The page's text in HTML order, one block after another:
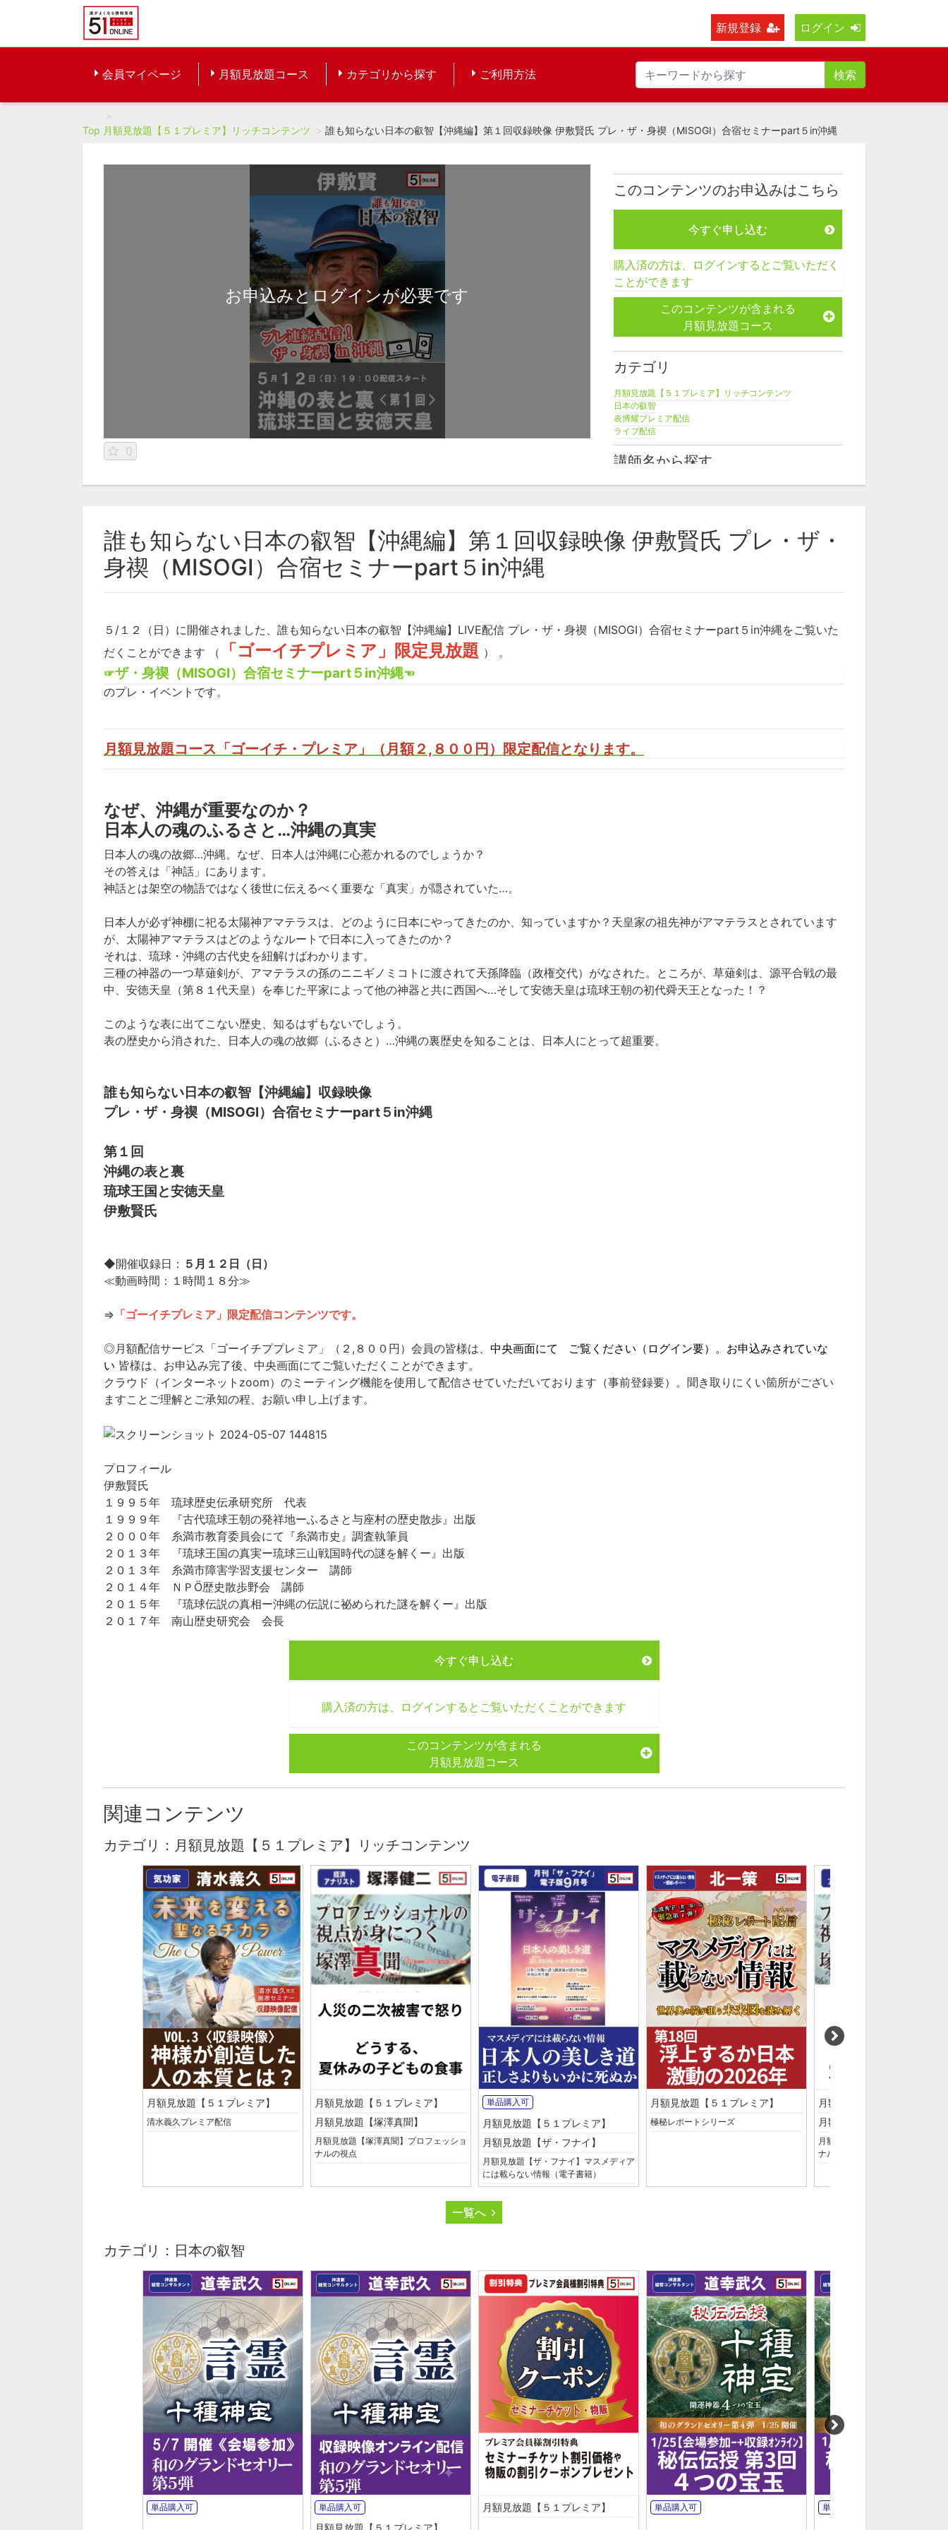
新規登録 ログイン
会員マイページ 月額見放題コース カテゴリから探す ご利用方法 検索
Top 月額見放題【５１プレミア】リッチコンテンツ 誰も知らない日本の叡智【沖縄編】第１回収録映像 伊敷賢氏 プレ・ザ・身禊（MISOGI）合宿セミナーpart５in沖縄
お申込みとログインが必要です
0
このコンテンツのお申込みはこちら
今すぐ申し込む
購入済の方は、ログインするとご覧いただく
ことができます
このコンテンツが含まれる
月額見放題コース
カテゴリ
月額見放題【５１プレミア】リッチコンテンツ
日本の叡智
表博耀プレミア配信
ライブ配信
講師名から探す
誰も知らない日本の叡智【沖縄編】第１回収録映像 伊敷賢氏 プレ・ザ・
身禊（MISOGI）合宿セミナーpart５in沖縄
５/１２（日）に開催されました、誰も知らない日本の叡智【沖縄編】LIVE配信 プレ・ザ・身禊（MISOGI）合宿セミナーpart５in沖縄をご覧いた
だくことができます
（ 「ゴーイチプレミア」限定見放題 ）
。
☞ザ・身禊（MISOGI）合宿セミナーpart５in沖縄☜
のプレ・イベントです。
月額見放題コース「ゴーイチ・プレミア」（月額２,８００円）限定配信となります。
なぜ、沖縄が重要なのか？
日本人の魂のふるさと…沖縄の真実
日本人の魂の故郷…沖縄。なぜ、日本人は沖縄に心惹かれるのでしょうか？
その答えは「神話」にあります。
神話とは架空の物語ではなく後世に伝えるべく重要な「真実」が隠されていた…。
日本人が必ず神棚に祀る太陽神アマテラスは、どのように日本にやってきたのか、知っていますか？天皇家の祖先神がアマテラスとされています
が、太陽神アマテラスはどのようなルートで日本に入ってきたのか？
それは、琉球・沖縄の古代史を紐解けばわかります。
三種の神器の一つ草薙剣が、アマテラスの孫のニニギノミコトに渡されて天孫降臨（政権交代）がなされた。ところが、草薙剣は、源平合戦の最
中、安徳天皇（第８１代天皇）を奉じた平家によって他の神器と共に西国へ…そして安徳天皇は琉球王朝の初代舜天王となった！？
このような表に出てこない歴史、知るはずもないでしょう。
表の歴史から消された、日本人の魂の故郷（ふるさと）…沖縄の裏歴史を知ることは、日本人にとって超重要。
誰も知らない日本の叡智【沖縄編】収録映像
プレ・ザ・身禊（MISOGI）合宿セミナーpart５in沖縄
第１回
沖縄の表と裏
琉球王国と安徳天皇
伊敷賢氏
◆開催収録日： ５月１２日（日）
≪動画時間：１時間１８分≫
⇒ 「ゴーイチプレミア」限定配信コンテンツです。
◎月額配信サービス「ゴーイチププレミア」（２,８００円）会員の皆様は、 中央画面にて
ご覧ください（ログイン要）。お申込みされていな
い 皆様は、お申込み完了後、中央画面にてご覧いただくことができます。
クラウド（インターネットzoom）のミーティング機能を使用して配信させていただいております（事前登録要）。聞き取りにくい箇所がござい
ますことご理解とご承知の程、お願い申し上げます。
プロフィール
伊敷賢氏
１９９５年 琉球歴史伝承研究所 代表
１９９９年 『古代琉球王朝の発祥地ーふるさと与座村の歴史散歩』出版
２０００年 糸満市教育委員会にて『糸満市史』調査執筆員
２０１３年 『琉球王国の真実ー琉球三山戦国時代の謎を解くー』出版
２０１３年 糸満市障害学習支援センター 講師
２０１４年 ＮＰÖ歴史散歩野会 講師
２０１５年 『琉球伝説の真相ー沖縄の伝説に祕められた謎を解くー』出版
２０１７年 南山歴史研究会 会長
今すぐ申し込む
購入済の方は、ログインするとご覧いただくことができます
このコンテンツが含まれる
月額見放題コース
関連コンテンツ
カテゴリ：月額見放題【５１プレミア】リッチコンテンツ
月額見放題【５１プレミア】
清水義久プレミア配信
月額見放題【５１プレミア】
月額見放題【塚澤真聞】
月額見放題【塚澤真聞】プロフェッショ
ナルの視点
単品購入可
月額見放題【５１プレミア】
月額見放題【ザ・フナイ】
月額見放題【ザ・フナイ】マスメディア
には載らない情報（電子書籍）
月額見放題【５１プレミア】
極秘レポートシリーズ
月額見放題【５１プレミア】
月額見放題【塚澤真聞】
月額見放題【塚澤真聞】プロフェ
ナルの視点
一覧へ
カテゴリ：日本の叡智
単品購入可 単品購入可 月額見放題【５１プレミア】 単品購入可 単品購入可